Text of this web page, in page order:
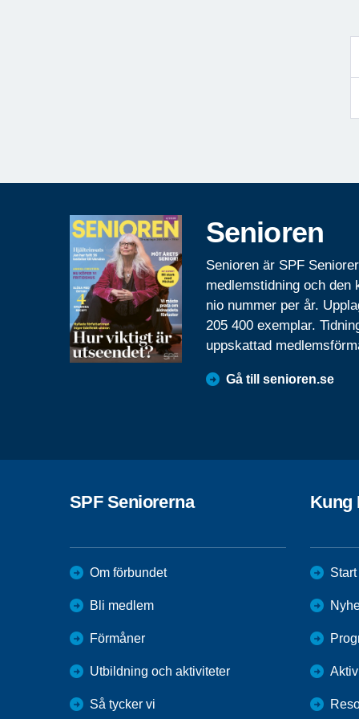
Senioren
Senioren är SPF
medlemstidning och den
nio nummer per år.
205 400 exemplar.
uppskattad
Gå till senioren.se
SPF Seniorerna
Om förbundet
Bli medlem
Förmåner
Utbildning och aktiviteter
Så tycker vi
Kung
Start